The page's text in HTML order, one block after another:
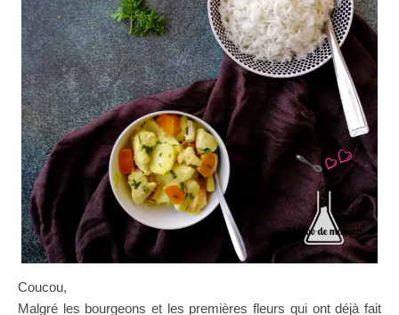
Coucou,
Malgré les bourgeons et les premières fleurs qui ont déjà fait